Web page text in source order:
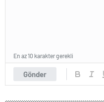
Gönder
En az 10 karakter gerekli